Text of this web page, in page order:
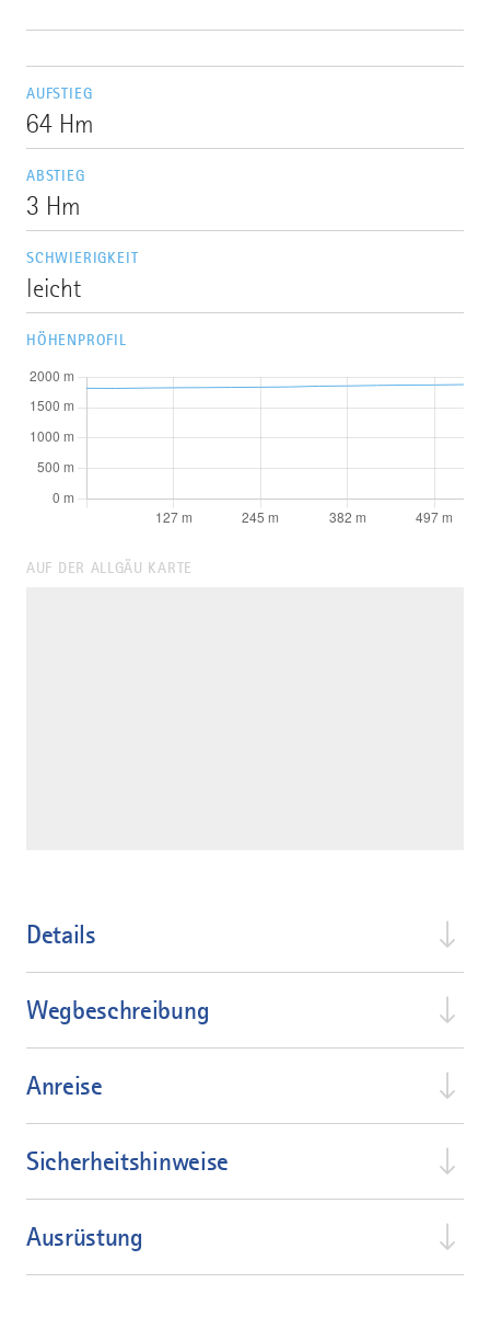
AUFSTIEG
64 Hm
ABSTIEG
3 Hm
SCHWIERIGKEIT
leicht
HÖHENPROFIL
AUF DER ALLGÄU KARTE
Details
Wegbeschreibung
Anreise
Sicherheitshinweise
Ausrüstung